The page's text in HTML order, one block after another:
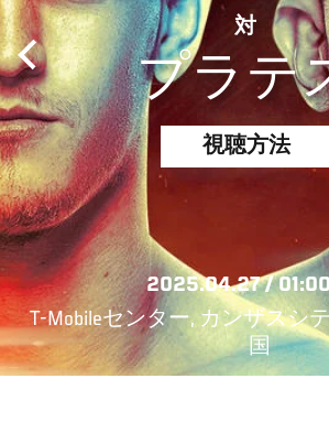
対
プラテ
視聴方法
2025.04.27 / 01:00
T-Mobileセンター, カンザスシ
国